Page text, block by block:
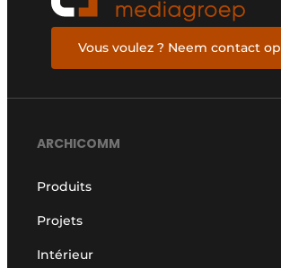
Vous voulez ? Neem contact op
ARCHICOMM
Produits
Projets
Intérieur